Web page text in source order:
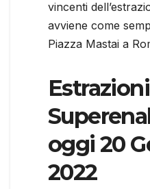
vincenti
avviene come
Piazza Mastai a
Estrazioni
oggi 20
2022